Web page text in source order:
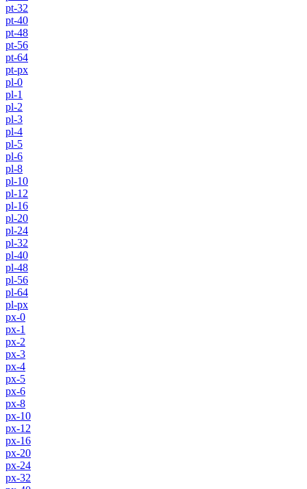
pt-32
pt-40
pt-48
pt-56
pt-64
pt-px
pl-0
pl-1
pl-2
pl-3
pl-4
pl-5
pl-6
pl-8
pl-10
pl-12
pl-16
pl-20
pl-24
pl-32
pl-40
pl-48
pl-56
pl-64
pl-px
px-0
px-1
px-2
px-3
px-4
px-5
px-6
px-8
px-10
px-12
px-16
px-20
px-24
px-32